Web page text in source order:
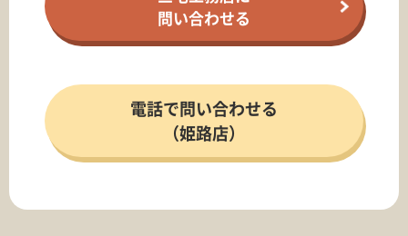
問い合わせる
電話で問い合わせる
（姫路店）